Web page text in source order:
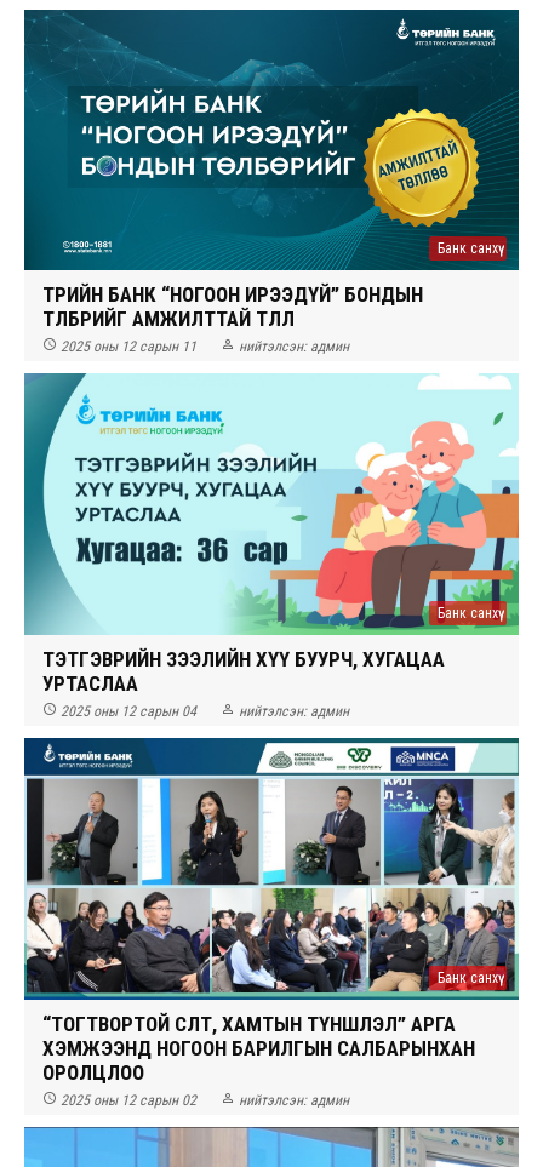
Банк санхүү
ТӨРИЙН БАНК “НОГООН ИРЭЭДҮЙ” БОНДЫН
ТӨЛБӨРИЙГ АМЖИЛТТАЙ ТӨЛЛӨӨ
 2025 оны 12 сарын 11  нийтэлсэн: админ
Банк санхүү
ТЭТГЭВРИЙН ЗЭЭЛИЙН ХҮҮ БУУРЧ, ХУГАЦАА
УРТАСЛАА
 2025 оны 12 сарын 04  нийтэлсэн: админ
Банк санхүү
“ТОГТВОРТОЙ ӨСӨЛТ, ХАМТЫН ТҮНШЛЭЛ” АРГА
ХЭМЖЭЭНД НОГООН БАРИЛГЫН САЛБАРЫНХАН
ОРОЛЦЛОО
 2025 оны 12 сарын 02  нийтэлсэн: админ